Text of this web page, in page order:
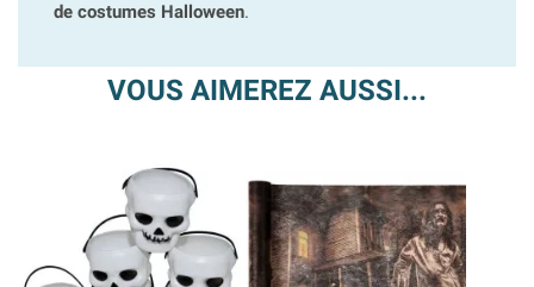
de costumes Halloween.
VOUS AIMEREZ AUSSI...